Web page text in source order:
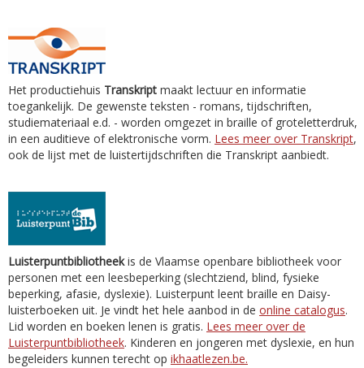
Het productiehuis Transkript maakt lectuur en informatie
toegankelijk. De gewenste teksten - romans, tijdschriften,
studiemateriaal e.d. - worden omgezet in braille of groteletterdruk,
in een auditieve of elektronische vorm. Lees meer over Transkript,
ook de lijst met de luistertijdschriften die Transkript aanbiedt.
Luisterpuntbibliotheekis de Vlaamse openbare bibliotheek voor
personen met een leesbeperking (slechtziend, blind, fysieke
beperking, afasie, dyslexie). Luisterpunt leent braille en Daisy-
luisterboeken uit. Je vindt het hele aanbod in de online catalogus.
Lid worden en boeken lenen is gratis. Lees meer over de
Luisterpuntbibliotheek. Kinderen en jongeren met dyslexie, en hun
begeleiders kunnen terecht op ikhaatlezen.be.